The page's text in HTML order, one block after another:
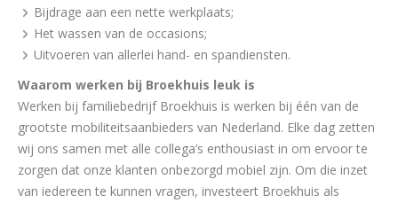
Bijdrage aan een nette werkplaats;
Het wassen van de occasions;
Uitvoeren van allerlei hand- en spandiensten.
Waarom werken bij Broekhuis leuk is
Werken bij familiebedrijf Broekhuis is werken bij één van de
grootste mobiliteitsaanbieders van Nederland. Elke dag zetten
wij ons samen met alle collega’s enthousiast in om ervoor te
zorgen dat onze klanten onbezorgd mobiel zijn. Om die inzet
van iedereen te kunnen vragen, investeert Broekhuis als